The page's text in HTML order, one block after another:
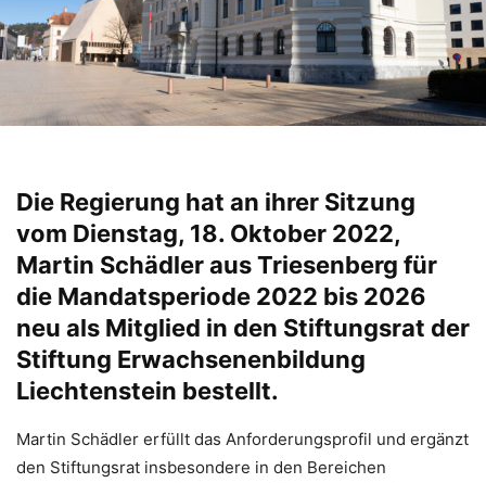
Die Regierung hat an ihrer Sitzung
vom Dienstag, 18. Oktober 2022,
Martin Schädler aus Triesenberg für
die Mandatsperiode 2022 bis 2026
neu als Mitglied in den Stiftungsrat der
Stiftung Erwachsenenbildung
Liechtenstein bestellt.
Martin Schädler erfüllt das Anforderungsprofil und ergänzt
den Stiftungsrat insbesondere in den Bereichen